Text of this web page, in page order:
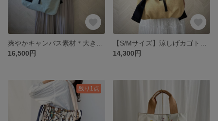
16,500円
14,300円
残り1点